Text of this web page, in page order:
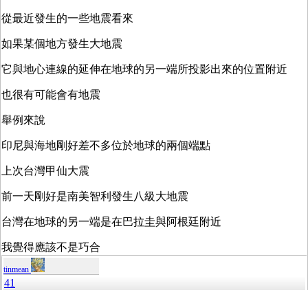
從最近發生的一些地震看來
如果某個地方發生大地震
它與地心連線的延伸在地球的另一端所投影出來的位置附近
也很有可能會有地震
舉例來說
印尼與海地剛好差不多位於地球的兩個端點
上次台灣甲仙大震
前一天剛好是南美智利發生八級大地震
台灣在地球的另一端是在巴拉圭與阿根廷附近
我覺得應該不是巧合
tinmean
41